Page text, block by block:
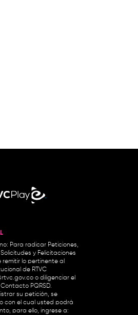
Para radicar Peticiones,
y Felicitaciones
lo pertinente al
de RTVC
o diligenciar el
Contacto PQRSD.
su petición, se
con el cual usted podrá
para ello, ingrese a: